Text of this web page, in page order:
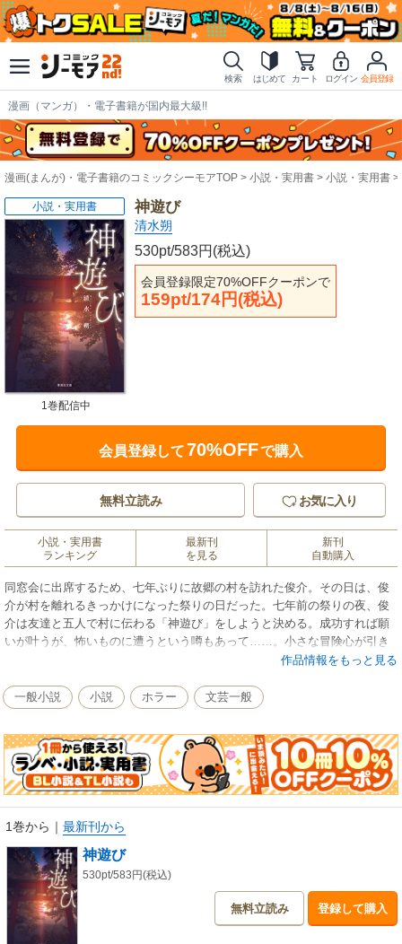
検索 はじめて カート ログイン 会員登録
漫画（マンガ）・電子書籍が国内最大級!!
漫画(まんが)・電子書籍のコミックシーモアTOP 小説・実用書 小説・実用書
神遊び
清水朔
530pt/583円(税込)
会員登録限定70%OFFクーポンで
159pt/174円(税込)
小説・実用書
1巻配信中
会員登録して70%OFFで購入
無料立読み お気に入り
小説・実用書
ランキング
最新刊
を見る
新刊
自動購入
同窓会に出席するため、七年ぶりに故郷の村を訪れた俊介。その日は、俊
介が村を離れるきっかけになった祭りの日だった。七年前の祭りの夜、俊
介は友達と五人で村に伝わる「神遊び」をしようと決める。成功すれば願
いが叶うが、怖いものに遭うという噂もあって……。小さな冒険心が引き
起こした悲劇、そして遺された者たちの後悔の行方は――。表題作ほか三
作品情報をもっと見る
一般小説 小説 ホラー 文芸一般
1巻から ｜ 最新刊から
神遊び
530pt/583円(税込)
無料立読み 登録して購入